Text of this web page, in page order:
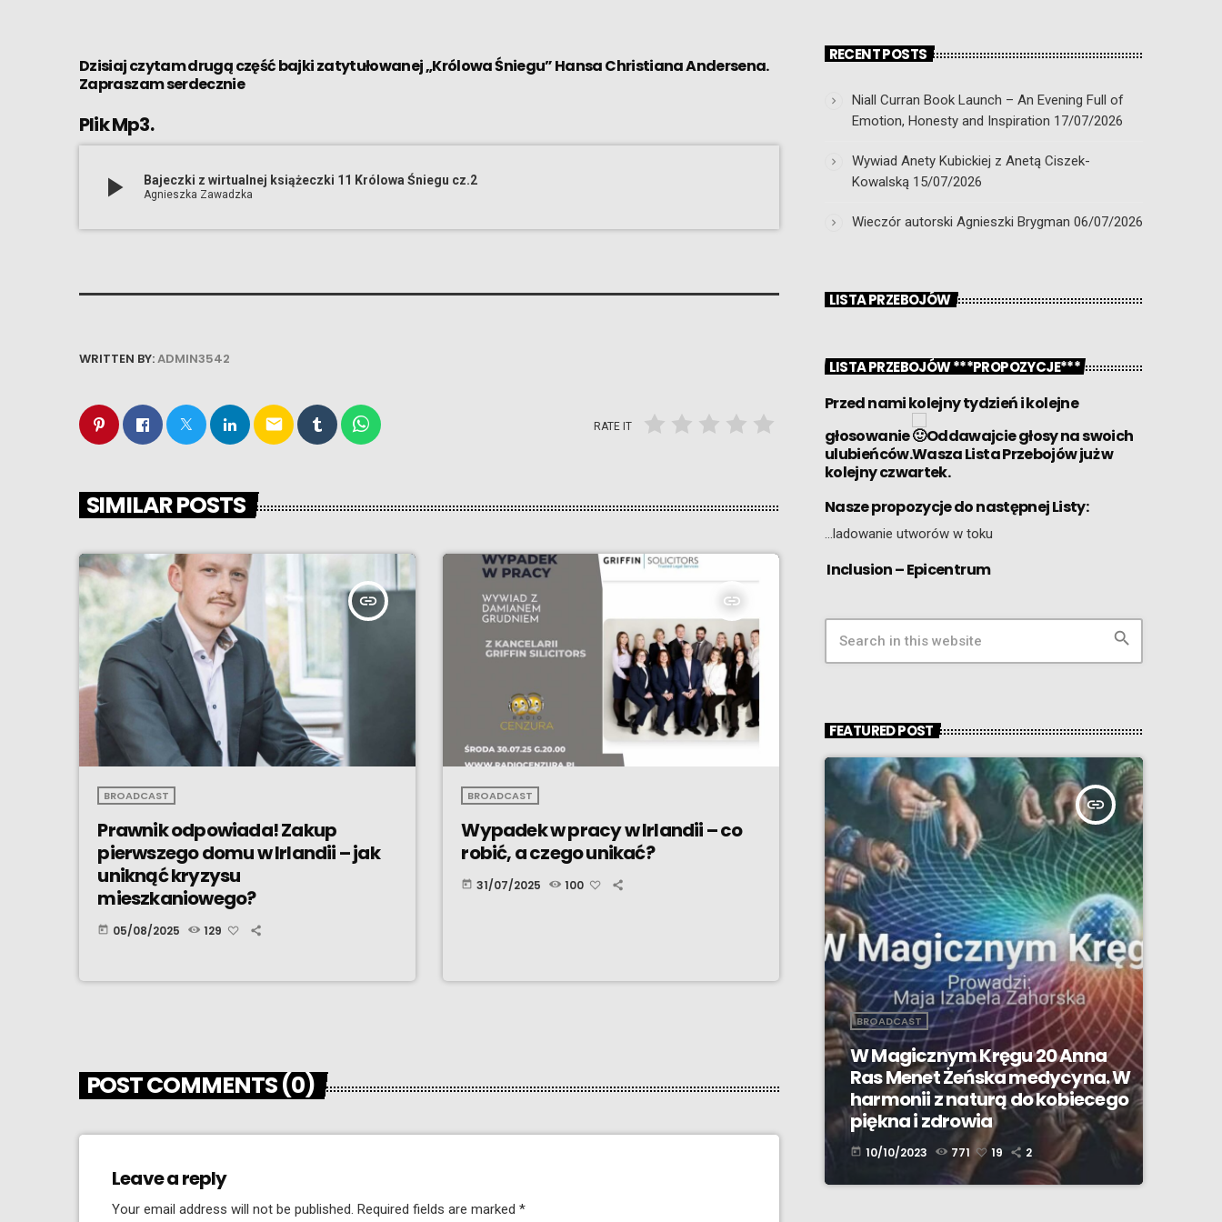
Dzisiaj czytam drugą część bajki zatytułowanej „Królowa Śniegu” Hansa Christiana Andersena.
Zapraszam serdecznie
Plik Mp3.
play_arrow Bajeczki z wirtualnej książeczki 11 Królowa Śniegu cz.2
Agnieszka Zawadzka
WRITTEN BY:ADMIN3542
email RATE IT
SIMILAR POSTS
insert_link
BROADCAST
Prawnik odpowiada! Zakup
pierwszego domu w Irlandii – jak
uniknąć kryzysu
mieszkaniowego?
today 05/08/2025 129
insert_link
BROADCAST
Wypadek w pracy w Irlandii – co
robić, a czego unikać?
today 31/07/2025 100
POST COMMENTS (0)
Leave a reply
Your email address will not be published. Required fields are marked *
RECENT POSTS
Niall Curran Book Launch – An Evening Full of
Emotion, Honesty and Inspiration 17/07/2026
Wywiad Anety Kubickiej z Anetą Ciszek-
Kowalską 15/07/2026
Wieczór autorski Agnieszki Brygman 06/07/2026
LISTA PRZEBOJÓW
LISTA PRZEBOJÓW ***PROPOZYCJE***
Przed nami kolejny tydzień i kolejne
głosowanie
Oddawajcie głosy na swoich
ulubieńców.Wasza Lista Przebojów już w
kolejny czwartek.
Nasze propozycje do następnej Listy:
…ladowanie utworów w toku
Inclusion – Epicentrum
search
FEATURED POST
insert_link
BROADCAST
W Magicznym Kręgu 20 Anna
Ras Menet Żeńska medycyna. W
harmonii z naturą do kobiecego
piękna i zdrowia
today 10/10/2023 771 19 2